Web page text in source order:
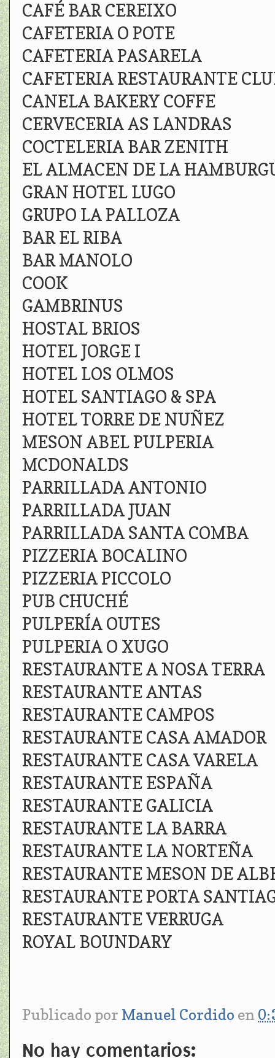
CAFÉ BAR CEREIXO
CAFETERIA O POTE
CAFETERIA PASARELA
CAFETERIA RESTAURANTE
CANELA BAKERY COFFE
CERVECERIA AS LANDRAS
COCTELERIA BAR ZENITH
EL ALMACEN DE LA
GRAN HOTEL LUGO
GRUPO LA PALLOZA
BAR EL RIBA
BAR MANOLO
COOK
GAMBRINUS
HOSTAL BRIOS
HOTEL JORGE I
HOTEL LOS OLMOS
HOTEL SANTIAGO & SPA
HOTEL TORRE DE NUÑEZ
MESON ABEL PULPERIA
MCDONALDS
PARRILLADA ANTONIO
PARRILLADA JUAN
PARRILLADA SANTA COMBA
PIZZERIA BOCALINO
PIZZERIA PICCOLO
PUB CHUCHÉ
PULPERÍA OUTES
PULPERIA O XUGO
RESTAURANTE A NOSA TERRA
RESTAURANTE ANTAS
RESTAURANTE CAMPOS
RESTAURANTE CASA AMADOR
RESTAURANTE CASA VARELA
RESTAURANTE ESPAÑA
RESTAURANTE GALICIA
RESTAURANTE LA BARRA
RESTAURANTE LA NORTEÑA
RESTAURANTE MESON DE
RESTAURANTE PORTA
RESTAURANTE VERRUGA
ROYAL BOUNDARY
Publicado por Manuel Cordido en
No hay comentarios: